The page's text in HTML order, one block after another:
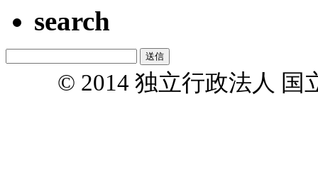
search
© 2014 独立行政法人 国